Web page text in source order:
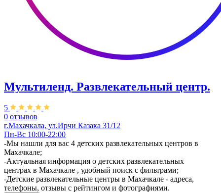
Мультиленд. Развлекательный центр.
5
0 отзывов
г.Махачкала, ул.Ирчи Казака 31/12
Пн-Вс 10:00-22:00
-Мы нашли для вас 4 детских развлекательных центров в
Махачкале;
-Актуальная информация о детских развлекательных
центрах в Махачкале , удобный поиск с фильтрами;
-Детские развлекательные центры в Махачкале - адреса,
телефоны, отзывы с рейтингом и фотографиями.